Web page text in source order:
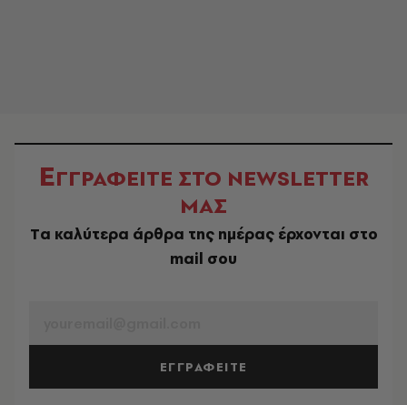
ΕΓΓΡΑΦΕΙΤΕ ΣΤΟ NEWSLETTER
ΜΑΣ
Tα καλύτερα άρθρα της ημέρας έρχονται στο
mail σου
ΕΓΓΡΑΦΕΙΤΕ